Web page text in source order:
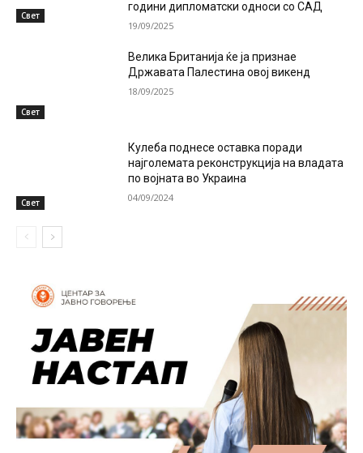
Свет
години дипломатски односи со САД
19/09/2025
Свет
Велика Британија ќе ја признае
Државата Палестина овој викенд
18/09/2025
Свет
Кулеба поднесе оставка поради
најголемата реконструкција на владата
по војната во Украина
04/09/2024